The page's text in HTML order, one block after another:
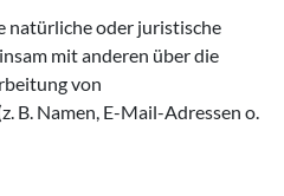
natürliche oder juristische
mit anderen über die
von
B. Namen, E-Mail-Adressen o.